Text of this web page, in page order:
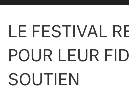
LE FESTIVAL
POUR LEUR
SOUTIEN